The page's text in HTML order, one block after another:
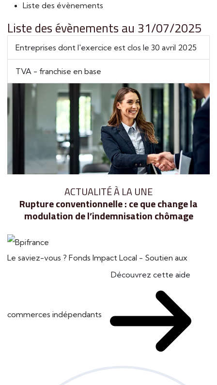
Liste des évènements
Liste des évènements au 31/07/2025
Entreprises dont l'exercice est clos le 30 avril 2025
TVA - franchise en base
ACTUALITÉ À LA UNE
Rupture conventionnelle : ce que change la
modulation de l’indemnisation chômage
Le saviez-vous ? Fonds Impact Local - Soutien aux
commerces indépendants
Découvrez cette aide